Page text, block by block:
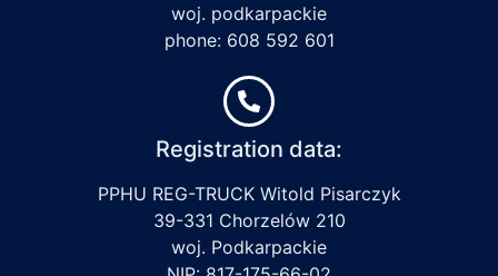
woj. podkarpackie
phone: 608 592 601
Registration data:
PPHU REG-TRUCK Witold Pisarczyk
39-331 Chorzelów 210
woj. Podkarpackie